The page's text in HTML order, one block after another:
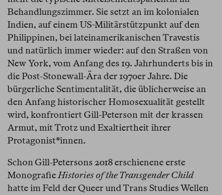
Behandlungszimmer. Sie setzt an im kolonialen
Indien, auf einem US-Militärstützpunkt auf den
Philippinen, bei lateinamerikanischen Travestis
und natürlich immer wieder: auf den Straßen von
New York, vom Anfang des 19. Jahrhunderts bis in
die Post-Stonewall-Ära der 1970er Jahre. Die
bürgerliche Sentimentalität, die üblicherweise an
den Anfang historischer Homosexualität gestellt
wird, konfrontiert Gill-Peterson mit der krassen
Armut, mit Trotz und Exaltiertheit ihrer
Protagonist*innen.
Schon Gill-Petersons 2018 erschienene erste
MonografieHistories of the Transgender Child
hatte im Feld der Queer und Trans Studies Wellen